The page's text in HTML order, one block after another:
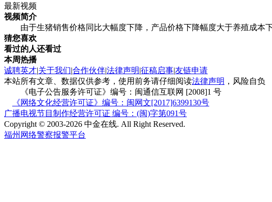
最新视频
视频简介
由于生猪销售价格同比大幅度下降，产品价格下降幅度大于养殖成本下
猜您喜欢
看过的人还看过
本周热播
诚聘英才|关于我们|合作伙伴|法律声明|征稿启事|友链申请
本站所有文章、数据仅供参考，使用前务请仔细阅读法律声明 ，风险自负
《电子公告服务许可证》编号：闽通信互联网 [2008]1 号
《网络文化经营许可证》编号：闽网文[2017]6399130号
广播电视节目制作经营许可证 编号：(闽)字第091号
Copyright © 2003-2026 中金在线. All Right Reserved.
福州网络警察报警平台